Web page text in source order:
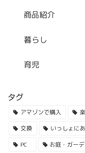
商品紹介
暮らし
育児
タグ
アマゾンで購入
交換
いっしょに
PC
お庭・ガー